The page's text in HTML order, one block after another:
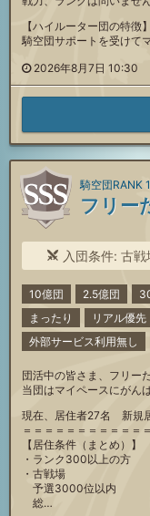
【ハイルーター団の特徴】
騎空団サポートを受けて
2026年8月7日 10:30
フリー
騎空団RANK
10億団 2.5億団
まったり
リアル優先
外部サービス利用無し
団活中の皆さま、フリー
当団はマイペースにが
現在、居住者27名 新規
＝＝＝＝＝＝＝＝＝＝＝
【居住条件（まとめ）】
・ランク300以上の方
・古戦場
予選3000位以内
総…